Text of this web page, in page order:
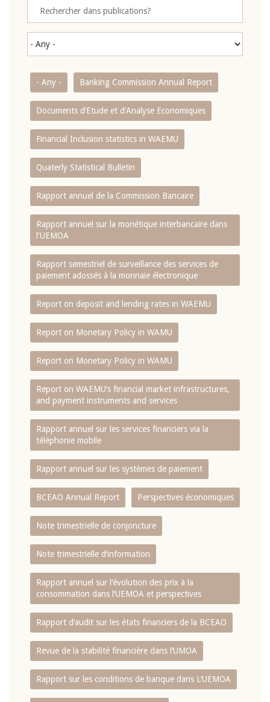
- Any - Banking Commission Annual Report
Documents d’Etude et d’Analyse Economiques
Financial Inclusion statistics in WAEMU
Quaterly Statistical Bulletin
Rapport annuel de la Commission Bancaire
Rapport annuel sur la monétique interbancaire dans
l'UEMOA
Rapport semestriel de surveillance des services de
paiement adossés à la monnaie électronique
Report on deposit and lending rates in WAEMU
Report on Monetary Policy in WAMU
Report on Monetary Policy in WAMU
Report on WAEMU’s financial market infrastructures,
and payment instruments and services
Rapport annuel sur les services financiers via la
téléphonie mobile
Rapport annuel sur les systèmes de paiement
BCEAO Annual Report Perspectives économiques
Note trimestrielle de conjoncture
Note trimestrielle d‘information
Rapport annuel sur l‘évolution des prix à la
consommation dans l‘UEMOA et perspectives
Rapport d‘audit sur les états financiers de la BCEAO
Revue de la stabilité financière dans l‘UMOA
Rapport sur les conditions de banque dans L‘UEMOA